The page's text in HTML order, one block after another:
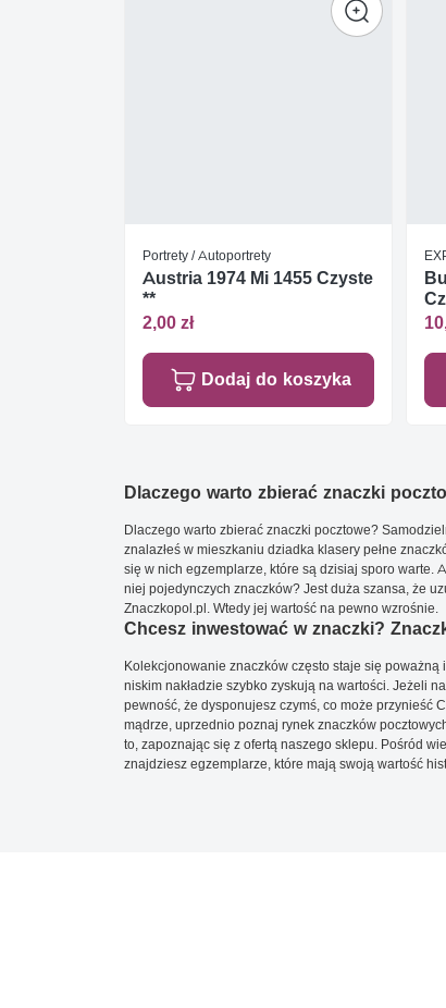
Portrety / Autoportrety
Austria 1974 Mi 1455 Czyste
**
2,00 zł
Dodaj do koszyka
Dlaczego warto zbierać znaczki
Dlaczego warto zbierać znaczki pocztowe?
znalazłeś w mieszkaniu dziadka klasery pełne
się w nich egzemplarze, które są dzisiaj sporo warte.
niej pojedynczych znaczków? Jest duża szansa, że
Znaczkopol.pl. Wtedy jej wartość na pewno wzrośnie.
Chcesz inwestować w znaczki?
Kolekcjonowanie znaczków często staje się poważną
niskim nakładzie szybko zyskują na wartości. Jeżeli
pewność, że dysponujesz czymś, co może przynieść
mądrze, uprzednio poznaj rynek znaczków
to, zapoznając się z ofertą naszego sklepu. Pośród
znajdziesz egzemplarze, które mają swoją wartość